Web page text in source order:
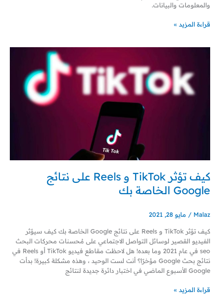
والمعلومات والبيانات.
قراءة المزيد »
كيف تؤثر TikTok و Reels على نتائج
Google الخاصة بك
Malaz
/ مايو 28, 2021
كيف تؤثر TikTok و Reels على نتائج Google الخاصة بك كيف سيؤثر
الفيديو القصير لوسائل التواصل الاجتماعي على مُحسنات محركات البحث
seo في عام 2021 وما بعده! هل لاحظت مقاطع فيديو TikTok أو Reels في
نتائج بحث Google مؤخرًا؟ أنت لست الوحيد ، وهذه مشكلة كبيرة! بدأت
Google الأسبوع الماضي في اختبار دائرة جديدة لنتائج
TikTok
Reels
قراءة المزيد »